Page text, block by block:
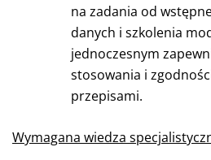
na zadania od
danych i szkolenia
jednoczesnym
stosowania i
przepisami.
Wymagana wiedza